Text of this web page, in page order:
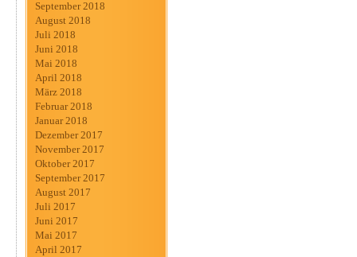
September 2018
August 2018
Juli 2018
Juni 2018
Mai 2018
April 2018
März 2018
Februar 2018
Januar 2018
Dezember 2017
November 2017
Oktober 2017
September 2017
August 2017
Juli 2017
Juni 2017
Mai 2017
April 2017